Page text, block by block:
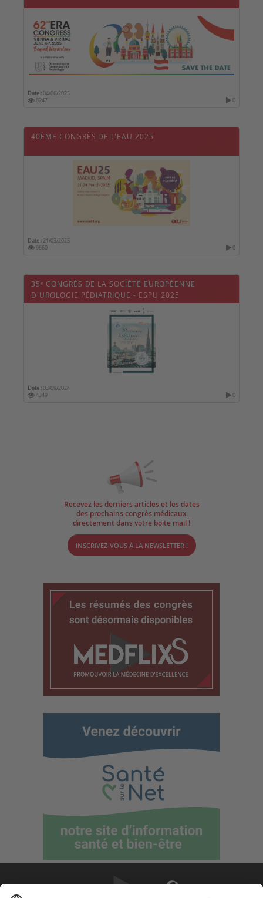
Date :04/06/2025
8247
0
40ÈME CONGRÈS DE L'EAU 2025
Date : 21/03/2025
9660
0
35ᵉ CONGRÈS DE LA SOCIÉTÉ EUROPÉENNE
D'UROLOGIE PÉDIATRIQUE - ESPU 2025
Date :03/09/2024
4349
0
Recevez les derniers articles et les dates
des prochains congrès médicaux
directement dans votre boite mail !
INSCRIVEZ-VOUS À LA NEWSLETTER !